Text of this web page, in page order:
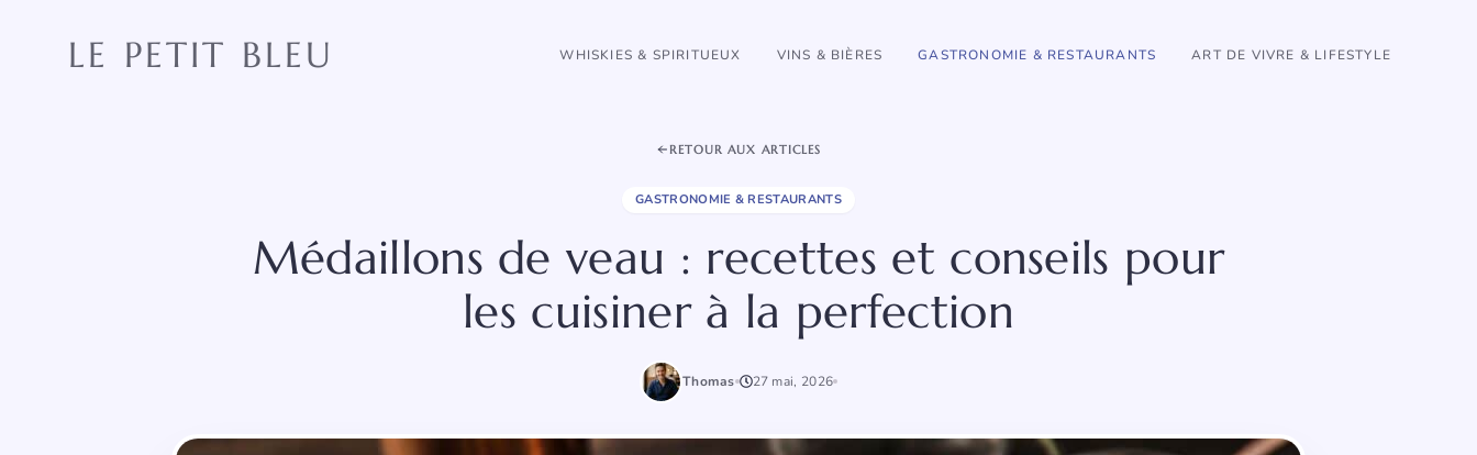
LE PETIT BLEU WHISKIES & SPIRITUEUX VINS & BIÈRES GASTRONOMIE & RESTAURANTS ART DE VIVRE & LIFESTYLE
RETOUR AUX ARTICLES
GASTRONOMIE & RESTAURANTS
Médaillons de veau : recettes et conseils pour
les cuisiner à la perfection
Thomas 27 mai, 2026